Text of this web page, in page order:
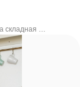
Башня помощника складная с бортиком в прозрачном масле